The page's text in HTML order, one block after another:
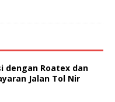
dengan Roatex dan
Jalan Tol Nir